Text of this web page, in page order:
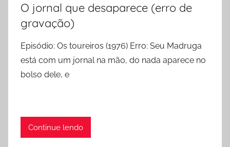
O jornal que desaparece (erro de
gravação)
Episódio: Os toureiros (1976) Erro: Seu Madruga
está com um jornal na mão, do nada aparece no
bolso dele, e
Continue lendo